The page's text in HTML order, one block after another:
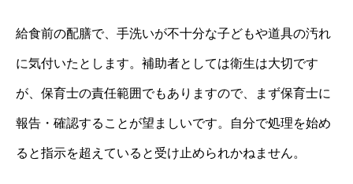
給食前の配膳で、手洗いが不十分な子どもや道具の汚れ
に気付いたとします。補助者としては衛生は大切です
が、保育士の責任範囲でもありますので、まず保育士に
報告・確認することが望ましいです。自分で処理を始め
ると指示を超えていると受け止められかねません。